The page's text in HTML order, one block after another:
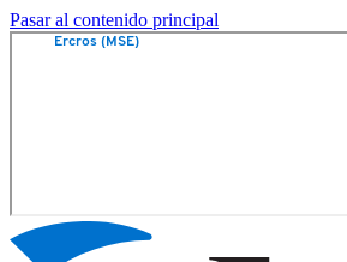
Pasar al contenido principal